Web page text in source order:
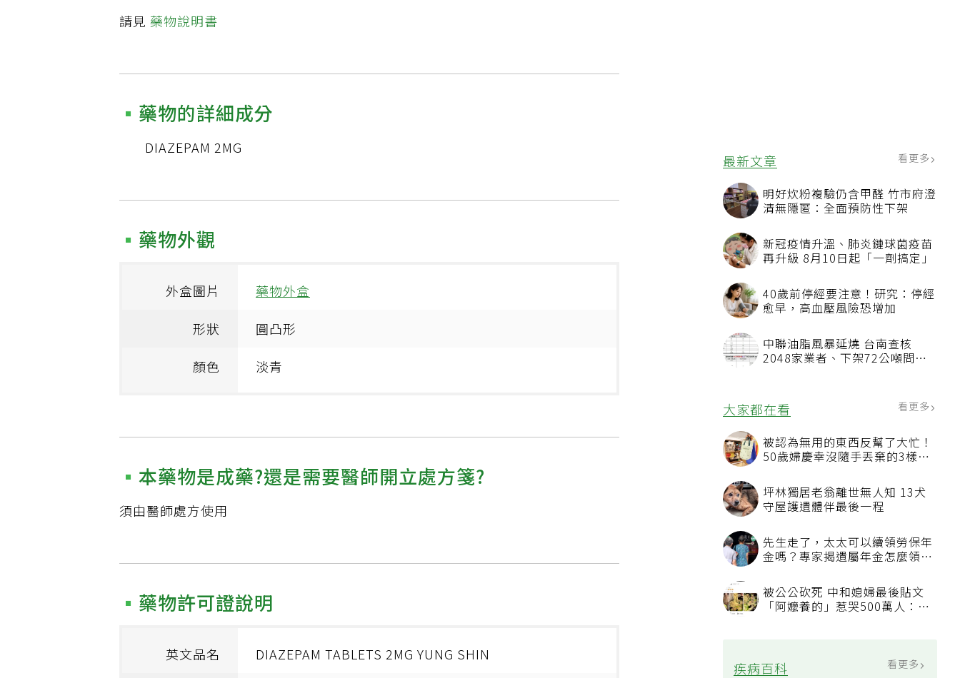
最新文章 看更多
明好炊粉複驗仍含甲醛 竹市府澄
清無隱匿：全面預防性下架
新冠疫情升溫、肺炎鏈球菌疫苗
再升級 8月10日起「一劑搞定」
40歲前停經要注意！研究：停經
愈早，高血壓風險恐增加
中聯油脂風暴延燒 台南查核
2048家業者、下架72公噸問題
大家都在看 看更多
被認為無用的東西反幫了大忙！
50歲婦慶幸沒隨手丟棄的3樣物
坪林獨居老翁離世無人知 13犬
守屋護遺體伴最後一程
先生走了，太太可以續領勞保年
金嗎？專家揭遺屬年金怎麼領，
被公公砍死 中和媳婦最後貼文
「阿嬤養的」惹哭500萬人：下
疾病百科 看更多
請見 藥物說明書
藥物的詳細成分
DIAZEPAM 2MG
藥物外觀
外盒圖片 藥物外盒
形狀 圓凸形
顏色 淡青
本藥物是成藥?還是需要醫師開立處方箋?
須由醫師處方使用
藥物許可證說明
英文品名 DIAZEPAM TABLETS 2MG YUNG SHIN